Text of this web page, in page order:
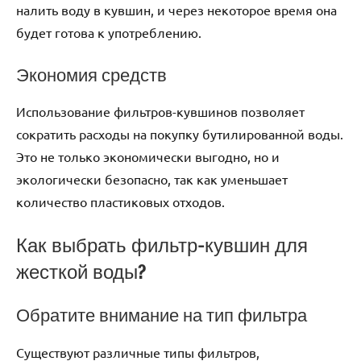
налить воду в кувшин, и через некоторое время она
будет готова к употреблению.
Экономия средств
Использование фильтров-кувшинов позволяет
сократить расходы на покупку бутилированной воды.
Это не только экономически выгодно, но и
экологически безопасно, так как уменьшает
количество пластиковых отходов.
Как выбрать фильтр-кувшин для
жесткой воды?
Обратите внимание на тип фильтра
Существуют различные типы фильтров,